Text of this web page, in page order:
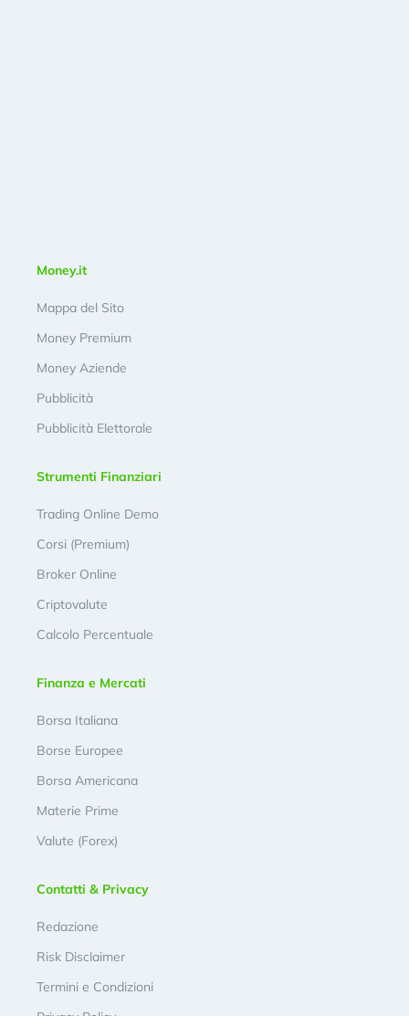
Money.it
Mappa del Sito
Money Premium
Money Aziende
Pubblicità
Pubblicità Elettorale
Strumenti Finanziari
Trading Online Demo
Corsi (Premium)
Broker Online
Criptovalute
Calcolo Percentuale
Finanza e Mercati
Borsa Italiana
Borse Europee
Borsa Americana
Materie Prime
Valute (Forex)
Contatti & Privacy
Redazione
Risk Disclaimer
Termini e Condizioni